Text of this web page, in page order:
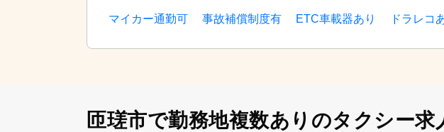
マイカー通勤可 事故補償制度有 ETC車載器あり ドラレコ
匝瑳市で勤務地複数ありのタクシー求